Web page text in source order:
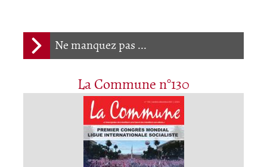
Ne manquez pas ...
La Commune n°130